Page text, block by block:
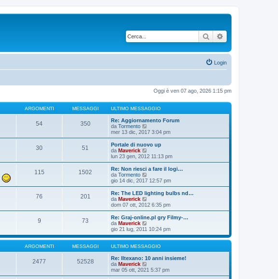
Cerca
Login
Oggi è ven 07 ago, 2026 1:15 pm
ARGOMENTI MESSAGGI ULTIMO MESSAGGIO
54 350
Re: Aggiornamento Forum
da Tormento
e
d
i
l
m
o
m
s
a
g
g
o
mer 13 dic, 2017 3:04 pm
30 51
Portale di nuovo up
da Maverick
e
d
i
l
m
o
m
s
a
g
i
lun 23 gen, 2012 11:13 pm
115 1502
Re: Non riesci a fare il logi…
da Tormento
e
d
i
u
l
m
o
m
e
s
s
a
g
g
i
gio 14 dic, 2017 12:57 pm
76 201
Re: The LED lighting bulbs nd…
da Maverick
e
d
i
i
m
o
m
s
dom 07 ott, 2012 6:35 pm
9 73
Re: Graj-online.pl gry Filmy-…
da Maverick
e
d
i
u
l
t
m
o
gio 21 lug, 2011 10:24 pm
ARGOMENTI MESSAGGI ULTIMO MESSAGGIO
2477 52528
Re: Iltexano: 10 anni insieme!
da Maverick
e
d
mar 05 ott, 2021 5:37 pm